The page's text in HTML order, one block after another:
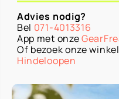
Advies nodig?
Bel 071-4013316
App met onze
Of bezoek onze
Hindeloopen